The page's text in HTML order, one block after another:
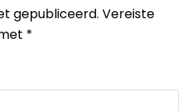
gepubliceerd. Vereiste
*